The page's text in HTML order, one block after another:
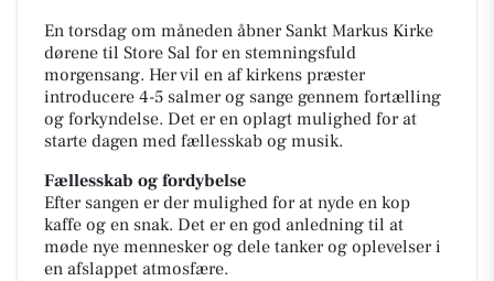
En torsdag om måneden åbner Sankt Markus Kirke
dørene til Store Sal for en stemningsfuld
morgensang. Her vil en af kirkens præster
introducere 4-5 salmer og sange gennem fortælling
og forkyndelse. Det er en oplagt mulighed for at
starte dagen med fællesskab og musik.
Fællesskab og fordybelse
Efter sangen er der mulighed for at nyde en kop
kaffe og en snak. Det er en god anledning til at
møde nye mennesker og dele tanker og oplevelser i
en afslappet atmosfære.